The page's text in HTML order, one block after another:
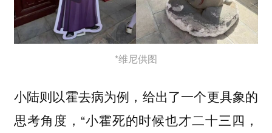
*维尼供图
小陆则以霍去病为例，给出了一个更具象的
思考角度，“小霍死的时候也才二十三四，